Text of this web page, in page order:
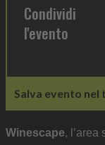
Condividi
l'evento
Salva
Winescape, l’area